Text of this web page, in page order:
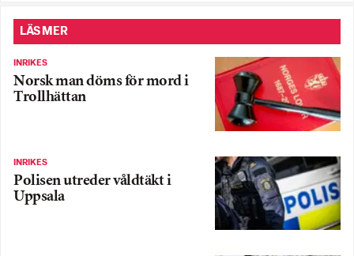
LÄS MER
INRIKES
Norsk man döms för mord i
Trollhättan
INRIKES
Polisen utreder våldtäkt i
Uppsala